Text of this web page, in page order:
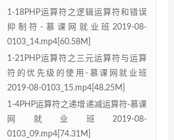
1-18PHP运算符之逻辑运算符和错误
抑制符-慕课网就业班2019-08-
0103_14.mp4[60.58M]
1-21PHP运算符之三元运算符与运算
符的优先级的使用-慕课网就业班
2019-08-0103_15.mp4[48.25M]
1-4PHP运算符之递增递减运算符-慕课
网就业班2019-08-
0103_09.mp4[74.31M]